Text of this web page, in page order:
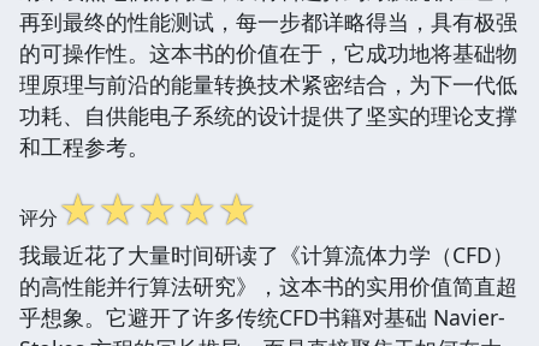
再到最终的性能测试，每一步都详略得当，具有极强
的可操作性。这本书的价值在于，它成功地将基础物
理原理与前沿的能量转换技术紧密结合，为下一代低
功耗、自供能电子系统的设计提供了坚实的理论支撑
和工程参考。
评分☆☆☆☆☆
我最近花了大量时间研读了《计算流体力学（CFD）
的高性能并行算法研究》，这本书的实用价值简直超
乎想象。它避开了许多传统CFD书籍对基础 Navier-